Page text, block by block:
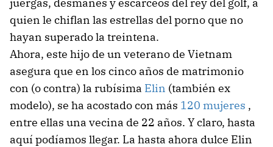
quien le chiflan las estrellas del porno que no
hayan superado la treintena.
Ahora, este hijo de un veterano de Vietnam
asegura que en los cinco años de matrimonio
con (o contra) la rubísima Elin (también ex
modelo), se ha acostado con más 120 mujeres ,
entre ellas una vecina de 22 años. Y claro, hasta
aquí podíamos llegar. La hasta ahora dulce Elin